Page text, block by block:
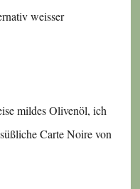
weisser
mildes Olivenöl, ich
Carte Noire von